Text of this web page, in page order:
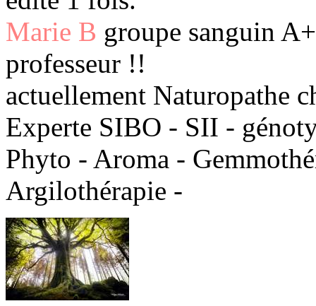
Marie B groupe sanguin
professeur !!
actuellement Naturopathe
Experte SIBO - SII -
Phyto - Aroma -
Argilothérapie -